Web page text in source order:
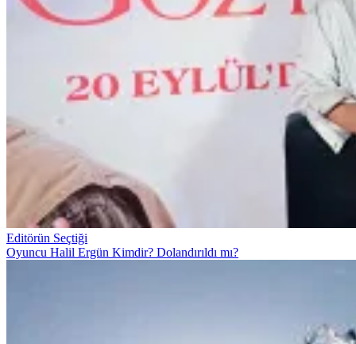
Editörün Seçtiği
Oyuncu Halil Ergün Kimdir? Dolandırıldı mı?